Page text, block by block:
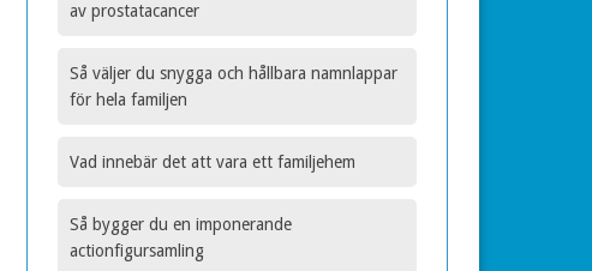
av prostatacancer
Så väljer du snygga och hållbara namnlappar
för hela familjen
Vad innebär det att vara ett familjehem
Så bygger du en imponerande
actionfigursamling